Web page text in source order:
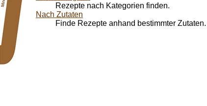
Rezepte nach Kategorien finden.
Nach Zutaten
Finde Rezepte anhand bestimmter Zutaten.